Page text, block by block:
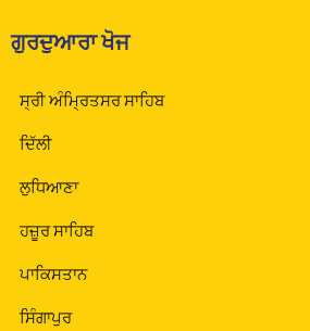
ਗੁਰਦੁਆਰਾ ਖੋਜ
ਸ੍ਰੀ ਅੰਮ੍ਰਿਤਸਰ ਸਾਹਿਬ
ਦਿੱਲੀ
ਲੁਧਿਆਣਾ
ਹਜ਼ੂਰ ਸਾਹਿਬ
ਪਾਕਿਸਤਾਨ
ਸਿੰਗਾਪੁਰ